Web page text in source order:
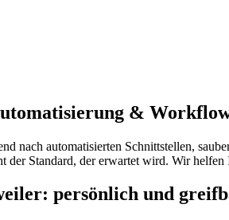
&
nach automatisierten Schnittstellen,
Standard, der erwartet wird. Wir helfen
persönlich und